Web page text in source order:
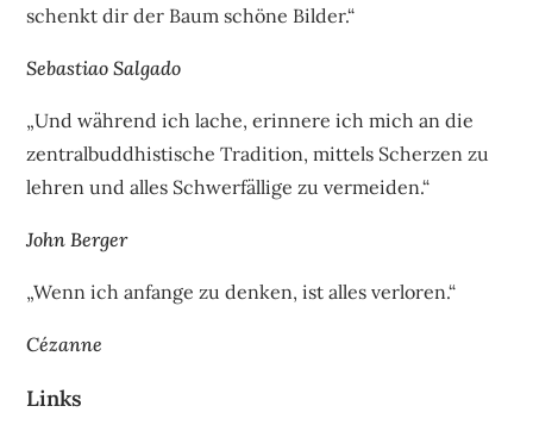
schenkt dir der Baum schöne Bilder.“
Sebastiao Salgado
„Und während ich lache, erinnere ich mich an die
zentralbuddhistische Tradition, mittels Scherzen zu
lehren und alles Schwerfällige zu vermeiden.“
John Berger
„Wenn ich anfange zu denken, ist alles verloren.“
Cézanne
Links